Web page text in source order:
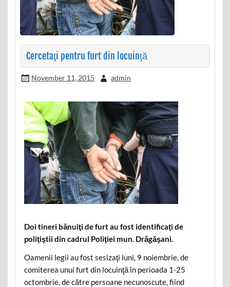
Cercetaţi pentru furt din locuinţă
November 11, 2015 admin
Doi tineri bănuiţi de furt au fost identificaţi de
poliţiştii din cadrul Poliţiei mun. Drăgăşani.
Oamenii legii au fost sesizaţi luni, 9 noiembrie, de
comiterea unui furt din locuinţă în perioada 1-25
octombrie, de către persoane necunoscute, fiind